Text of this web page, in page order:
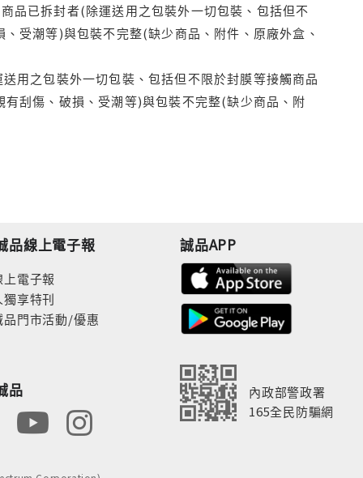
品已拆封者(除運送用之包裝外一切包裝、包括但不
受潮等)與包裝不完整(缺少商品、附件、原廠外盒、
用之包裝外一切包裝、包括但不限於封膜等接觸商品
刮傷、破損、受潮等)與包裝不完整(缺少商品、附
品線上電子報
電子報
享特刊
品門市活動/優惠
品
誠品APP
內政部警政署
165全民防騙網